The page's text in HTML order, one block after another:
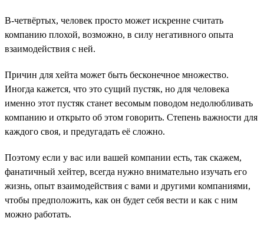
В-четвёртых, человек просто может искренне считать
компанию плохой, возможно, в силу негативного опыта
взаимодействия с ней.
Причин для хейта может быть бесконечное множество.
Иногда кажется, что это сущий пустяк, но для человека
именно этот пустяк станет весомым поводом недолюбливать
компанию и открыто об этом говорить. Степень важности для
каждого своя, и предугадать её сложно.
Поэтому если у вас или вашей компании есть, так скажем,
фанатичный хейтер, всегда нужно внимательно изучать его
жизнь, опыт взаимодействия с вами и другими компаниями,
чтобы предположить, как он будет себя вести и как с ним
можно работать.